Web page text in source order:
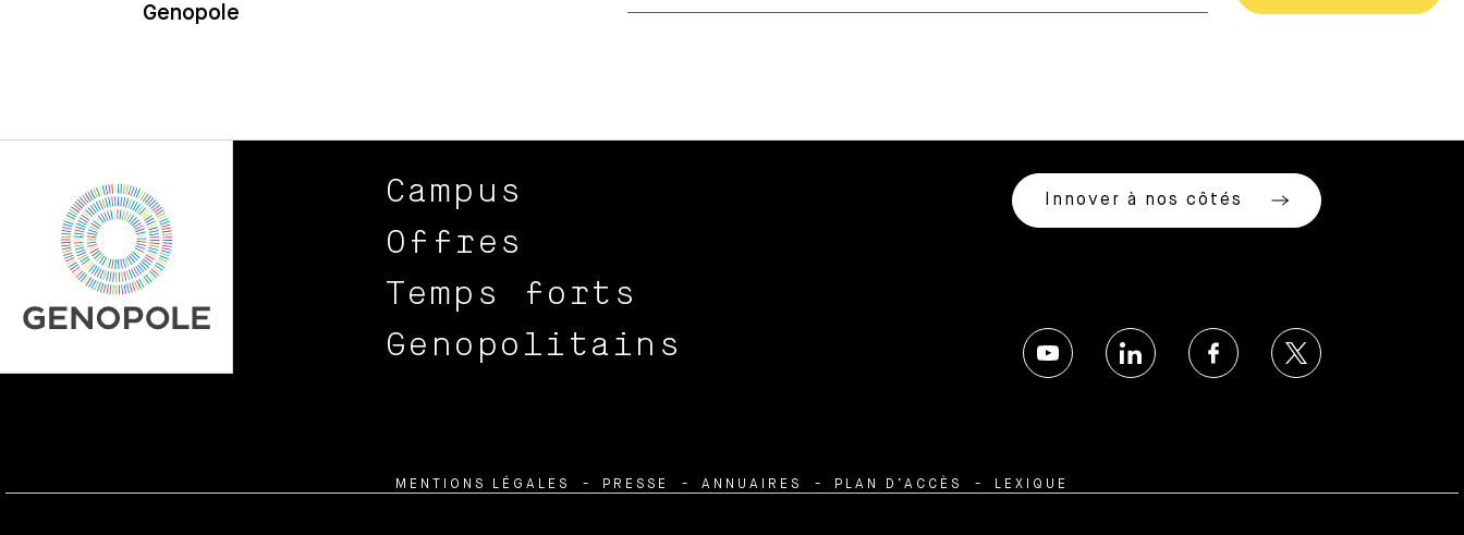
Genopole
Campus
Offres
Temps forts
Genopolitains
Innover à nos côtés
MENTIONS LÉGALES PRESSE ANNUAIRES PLAN D’ACCÈS LEXIQUE